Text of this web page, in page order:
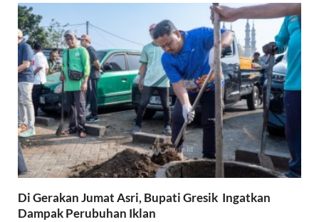
Di Gerakan Jumat Asri, Bupati Gresik Ingatkan
Dampak Perubuhan Iklan